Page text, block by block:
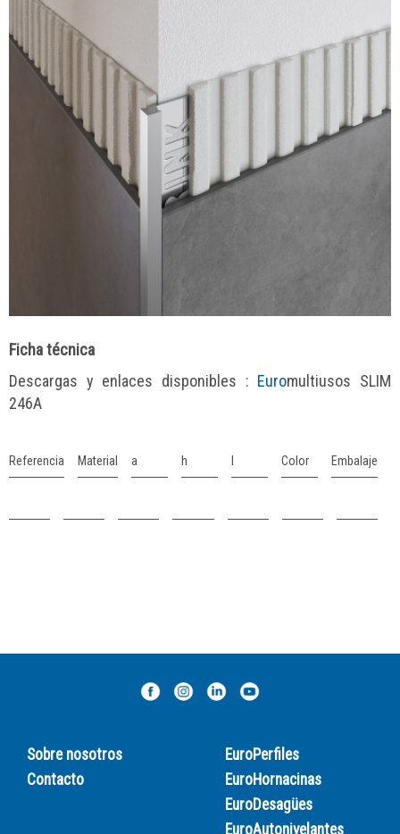
Ficha técnica
Descargas y enlaces disponibles : Euromultiusos SLIM
246A
Referencia Material a h Color Embalaje
Sobre nosotros
Contacto
EuroPerfiles
EuroHornacinas
EuroDesagües
EuroAutonivelantes